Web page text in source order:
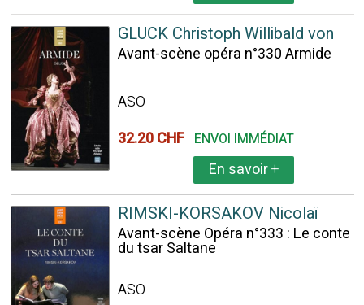
GLUCK Christoph Willibald von
Avant-scène opéra n°330 Armide
ASO
32.20 CHF ENVOI IMMÉDIAT
En savoir+
RIMSKI-KORSAKOV Nicolaï
Avant-scène Opéra n°333 : Le conte
du tsar Saltane
ASO